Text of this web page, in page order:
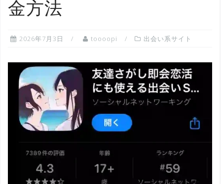
金方法
2026年7月3日 toooopi 出会い系サイト